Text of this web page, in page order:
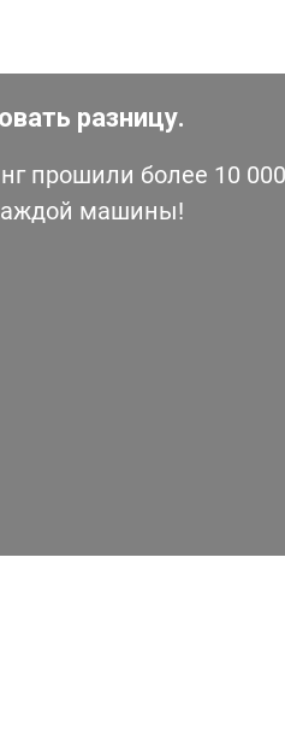
разницу.
прошили более 10
машины!